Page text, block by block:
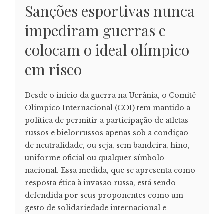
Sanções esportivas nunca
impediram guerras e
colocam o ideal olímpico
em risco
Desde o início da guerra na Ucrânia, o Comitê
Olímpico Internacional (COI) tem mantido a
política de permitir a participação de atletas
russos e bielorrussos apenas sob a condição
de neutralidade, ou seja, sem bandeira, hino,
uniforme oficial ou qualquer símbolo
nacional. Essa medida, que se apresenta como
resposta ética à invasão russa, está sendo
defendida por seus proponentes como um
gesto de solidariedade internacional e